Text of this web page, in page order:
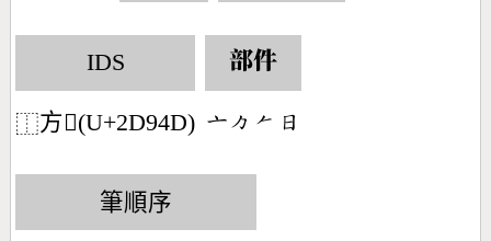
IDS
⿰方𭥍(U+2D94D)
部件
󶁂󶀼󶀩󶃐
筆順序